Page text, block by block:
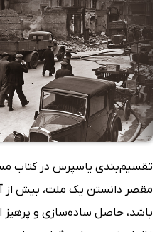
تقسیم‌بندی یاسپرس در کتاب
مقصر دانستن یک ملت، بیش از
باشد، حاصل ساده‌سازی و